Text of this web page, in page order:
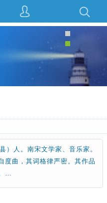
人。南宋文学家、音乐家。
度曲，其词格律严密。其作品
…